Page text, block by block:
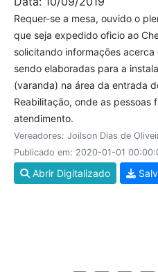
Requer-se a mesa, ouvido o
que seja expedido oficio ao
solicitando informações
sendo elaboradas para a
(varanda) na área da entrada
Reabilitação, onde as pessoas
atendimento.
Vereadores: Joilson Dias de
Publicado em: 2020-01-01
Abrir Digitalizado